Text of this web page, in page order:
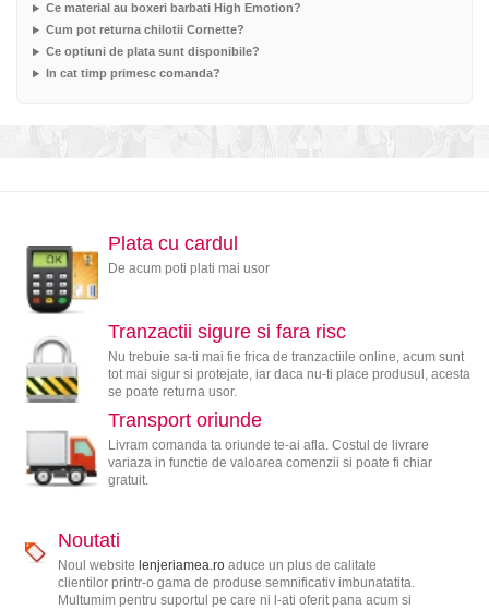
Ce material au boxeri barbati High Emotion?
Cum pot returna chilotii Cornette?
Ce optiuni de plata sunt disponibile?
In cat timp primesc comanda?
Plata cu cardul
De acum poti plati mai usor
Tranzactii sigure si fara risc
Nu trebuie sa-ti mai fie frica de tranzactiile online, acum sunt
tot mai sigur si protejate, iar daca nu-ti place produsul, acesta
se poate returna usor.
Transport oriunde
Livram comanda ta oriunde te-ai afla. Costul de livrare
variaza in functie de valoarea comenzii si poate fi chiar
gratuit.
Noutati
Noul website lenjeriamea.roaduce un plus de calitate
clientilor printr-o gama de produse semnificativ imbunatatita.
Multumim pentru suportul pe care ni l-ati oferit pana acum si